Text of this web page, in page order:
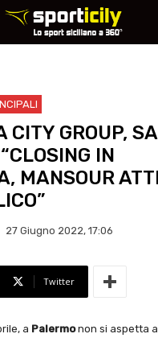
CITY GROUP,
IN
MANSOUR
27 Giugno 2022, 17:06
Twitter
a Palermonon si aspetta